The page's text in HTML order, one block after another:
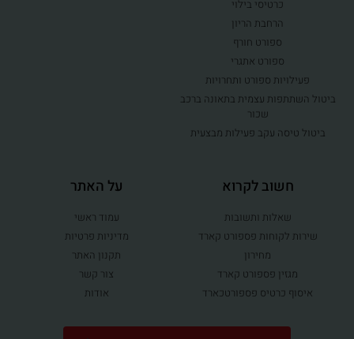
כרטיסי בילוי
הרחבת הריון
ספורט חורף
ספורט אתגרי
פעילויות ספורט ותחרויות
ביטול השתתפות עצמית בתאונה ברכב
שכור
ביטול טיסה עקב פעילות מבצעית
חשוב לקרוא
שאלות ותשובות
שירות לקוחות פספורט קארד
מחירון
מגזין פספורט קארד
איסוף כרטיס פספורטכארד
על האתר
עמוד ראשי
מדיניות פרטיות
תקנון האתר
צור קשר
אודות